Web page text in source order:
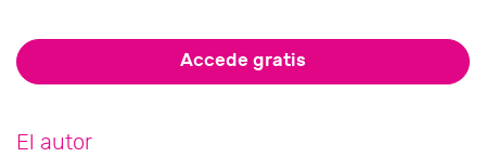
Accede gratis
El autor